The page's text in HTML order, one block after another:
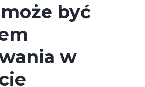
być
w